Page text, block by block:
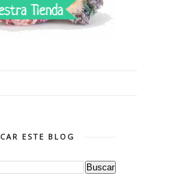
ESTE BLOG